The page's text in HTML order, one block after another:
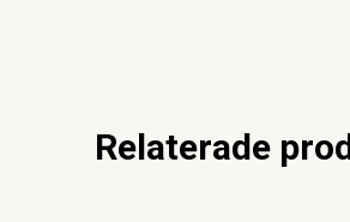
Relaterade